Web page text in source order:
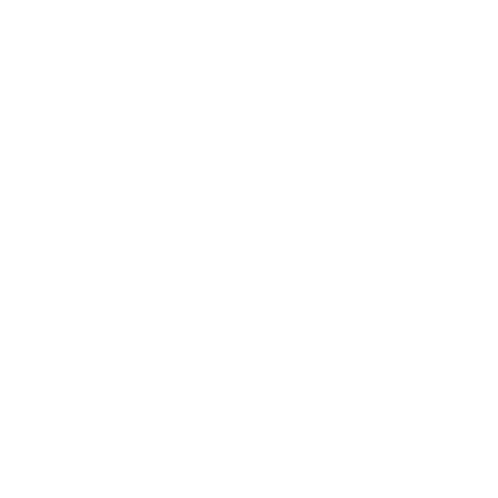
Getmapping, Aerogrid, IGN, IGP, UPR-EGP, and the GIS User Community
Getmapping, Aerogrid, IGN, IGP, UPR-EGP, and the GIS User Community